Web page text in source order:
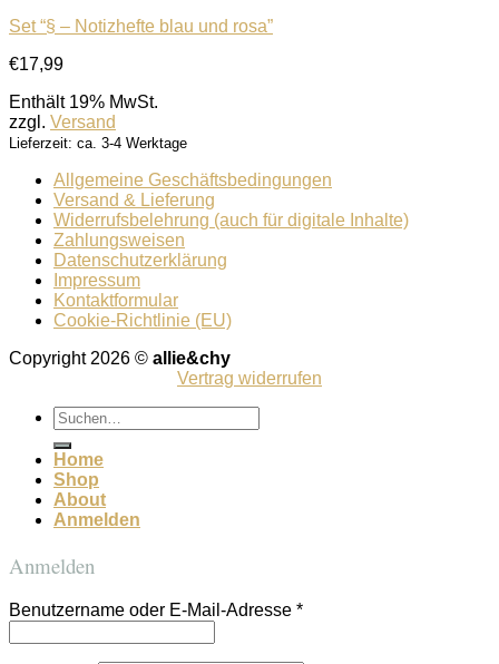
Set “§ – Notizhefte blau und rosa”
€17,99
Enthält 19% MwSt.
zzgl. Versand
Lieferzeit: ca. 3-4 Werktage
Allgemeine Geschäftsbedingungen
Versand & Lieferung
Widerrufsbelehrung (auch für digitale Inhalte)
Zahlungsweisen
Datenschutzerklärung
Impressum
Kontaktformular
Cookie-Richtlinie (EU)
Copyright 2026 © allie&chy
Vertrag widerrufen
Suchen
nach:
Home
Shop
About
Anmelden
Anmelden
Benutzername oder E-Mail-Adresse *